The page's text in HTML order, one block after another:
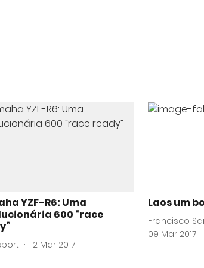
YZF-R6: Uma
600 “race
12 Mar 2017
Laos um
Francisco
09 Mar 2017